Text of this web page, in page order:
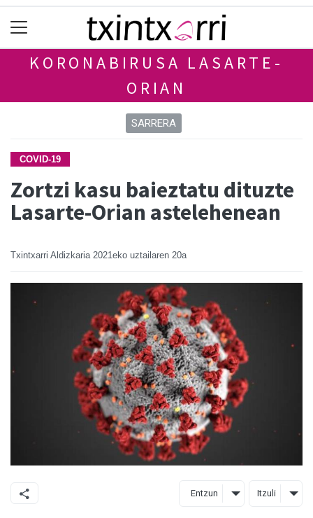
KORONABIRUSA LASARTE-
ORIAN
SARRERA
COVID-19
Zortzi kasu baieztatu dituzte
Lasarte-Orian astelehenean
Txintxarri Aldizkaria 2021eko uztailaren 20a
Entzun Itzuli